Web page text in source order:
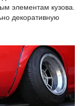
элементам кузова.
декоративную